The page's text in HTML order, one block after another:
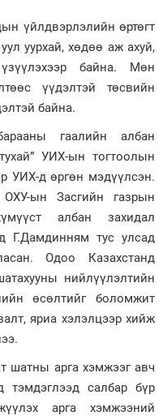
үйлдвэрлэлийн өртөгт
уурхай, хөдөө аж ахуй,
байна. Мөн
үүдэлтэй төсвийн
байна.
гаалийн албан
УИХ-ын тогтоолын
УИХ-д өргөн мэдүүлсэн.
ын Засгийн газрын
албан захидал
Г.Дамдинням тус улсад
Одоо Казахстанд
нийлүүлэлтийн
өсөлтийг боломжит
яриа хэлэлцээр хийж
шатны арга хэмжээг авч
тэмдэглээд салбар бүр
арга хэмжээний